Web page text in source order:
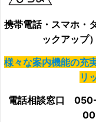
携帯電話・スマホ・
ックアップ
様々な案内機能の充
リ
電話相談窓口